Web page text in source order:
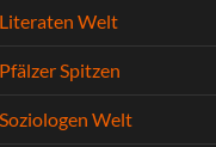
Literaten Welt
Pfälzer Spitzen
Soziologen Welt